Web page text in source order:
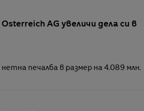
AG увеличи дела си в
печалба в размер на 4.089 млн.